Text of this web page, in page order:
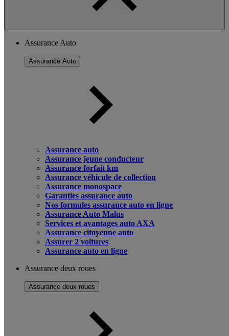
Assurance Auto
Assurance Auto
Assurance auto
Assurance jeune conducteur
Assurance forfait km
Assurance véhicule de collection
Assurance monospace
Garanties assurance auto
Nos formules assurance auto en ligne
Assurance Auto Malus
Services et avantages auto AXA
Assurance citoyenne auto
Assurer 2 voitures
Assurance auto en ligne
Assurance deux roues
Assurance deux roues